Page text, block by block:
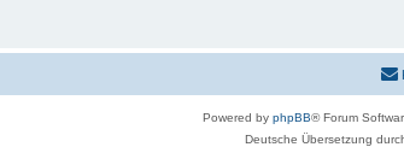
Powered by phpBB® Forum
Deutsche Übersetzung